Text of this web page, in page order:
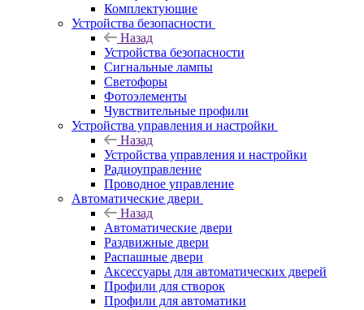
Комплектующие
Устройства безопасности
Назад
Устройства безопасности
Сигнальные лампы
Светофоры
Фотоэлементы
Чувствительные профили
Устройства управления и настройки
Назад
Устройства управления и настройки
Радиоуправление
Проводное управление
Автоматические двери
Назад
Автоматические двери
Раздвижные двери
Распашные двери
Аксессуары для автоматических дверей
Профили для створок
Профили для автоматики